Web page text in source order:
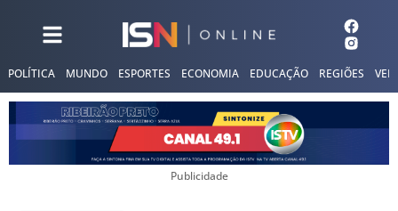
POLÍTICA MUNDO ESPORTES ECONOMIA EDUCAÇÃO REGIÕES
Publicidade